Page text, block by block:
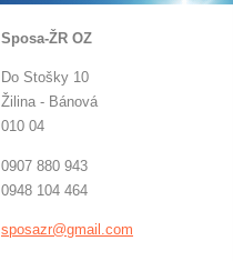
Sposa-ŽR OZ
Do Stošky 10
Žilina - Bánová
010 04
0907 880 943
0948 104 464
sposazr@gmail.com